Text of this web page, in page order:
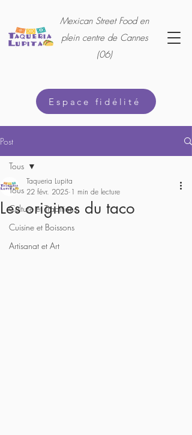
Mexican Street Food en
plein centre de Cannes
(06)
Espace fidélité
Post
Tous
Culture et Traditions
Cuisine et Boissons
Artisanat et Art
Tous
Les origines du taco
Taqueria Lupita
22 févr. 2025 1 min de lecture